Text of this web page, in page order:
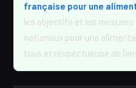
française pour une
les objectifs et les mesures
nationaux pour une
tous et respectueuse de